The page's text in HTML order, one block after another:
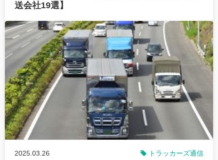
送会社19選】
2025.03.26 トラッカーズ通信